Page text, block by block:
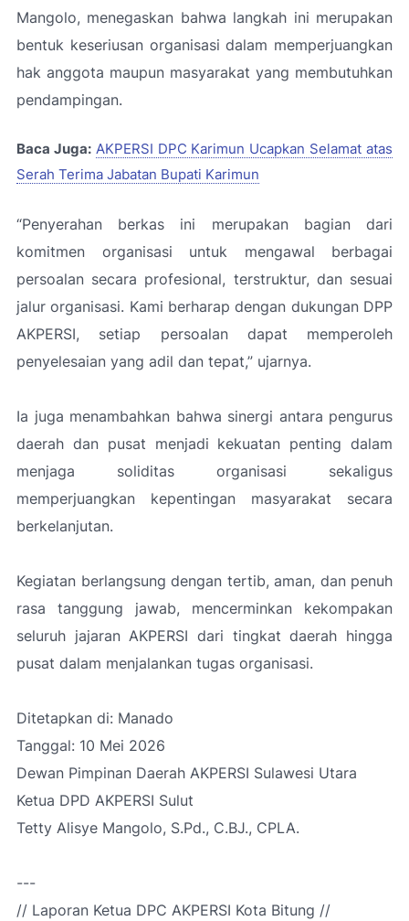
Mangolo, menegaskan bahwa langkah ini merupakan
bentuk keseriusan organisasi dalam memperjuangkan
hak anggota maupun masyarakat yang membutuhkan
pendampingan.
Baca Juga: AKPERSI DPC Karimun Ucapkan Selamat atas
Serah Terima Jabatan Bupati Karimun
“Penyerahan berkas ini merupakan bagian dari
komitmen organisasi untuk mengawal berbagai
persoalan secara profesional, terstruktur, dan sesuai
jalur organisasi. Kami berharap dengan dukungan DPP
AKPERSI, setiap persoalan dapat memperoleh
penyelesaian yang adil dan tepat,” ujarnya.
Ia juga menambahkan bahwa sinergi antara pengurus
daerah dan pusat menjadi kekuatan penting dalam
menjaga soliditas organisasi sekaligus
memperjuangkan kepentingan masyarakat secara
berkelanjutan.
Kegiatan berlangsung dengan tertib, aman, dan penuh
rasa tanggung jawab, mencerminkan kekompakan
seluruh jajaran AKPERSI dari tingkat daerah hingga
pusat dalam menjalankan tugas organisasi.
Ditetapkan di: Manado
Tanggal: 10 Mei 2026
Dewan Pimpinan Daerah AKPERSI Sulawesi Utara
Ketua DPD AKPERSI Sulut
Tetty Alisye Mangolo, S.Pd., C.BJ., CPLA.
---
// Laporan Ketua DPC AKPERSI Kota Bitung //